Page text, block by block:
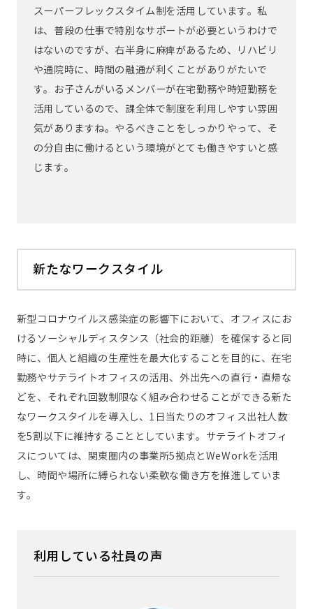
スーパーフレックスタイム制を活用しています。私
は、普段の仕事で特別なサポートが必要というわけで
はないのですが、右半身に麻痺があるため、リハビリ
や通院時に、時間の融通が利くことがありがたいで
す。お子さんがいるメンバーが在宅勤務や時短勤務を
活用しているので、課全体で制度を利用しやすい雰囲
気がありますね。やるべきことをしっかりやって、そ
の分自由に働けるという環境がとても働きやすいと感
じます。
新たなワークスタイル
新型コロナウイルス感染症の影響下において、オフィスにお
けるソーシャルディスタンス（社会的距離）を確保すると同
時に、個人と組織の生産性を最大化することを目的に、在宅
勤務やサテライトオフィスの活用、外出先への直行・直帰な
どを、それぞれ回数制限なく組み合わせることができる新た
なワークスタイルを導入し、1日当たりのオフィス出社人数
を5割以下に維持することとしています。サテライトオフィ
スについては、関東圏内の事業所5拠点とWeWorkを活用
し、時間や場所に縛られない柔軟な働き方を推進していま
す。
利用している社員の声